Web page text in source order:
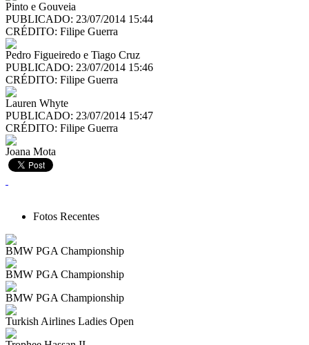
Pinto e Gouveia
PUBLICADO: 23/07/2014 15:44
CRÉDITO: Filipe Guerra
Pedro Figueiredo e Tiago Cruz
PUBLICADO: 23/07/2014 15:46
CRÉDITO: Filipe Guerra
Lauren Whyte
PUBLICADO: 23/07/2014 15:47
CRÉDITO: Filipe Guerra
Joana Mota
Fotos Recentes
BMW PGA Championship
BMW PGA Championship
BMW PGA Championship
Turkish Airlines Ladies Open